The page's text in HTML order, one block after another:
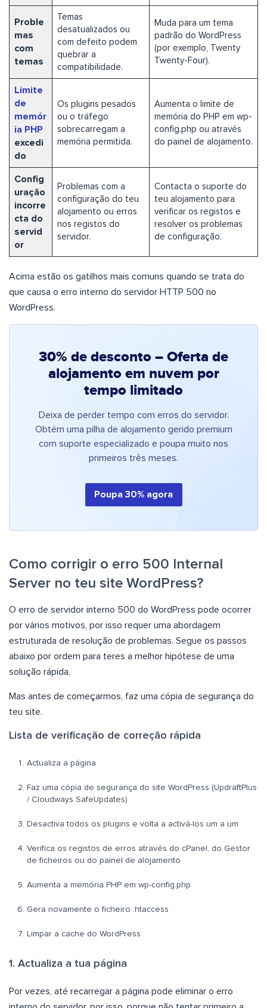
Proble
mas
com
temas
Temas
desatualizados ou
com defeito podem
quebrar a
compatibilidade.
Muda para um tema
padrão do WordPress
(por exemplo, Twenty
Twenty-Four).
Limite
de
memór
ia PHP
excedi
do
Os plugins pesados
ou o tráfego
sobrecarregam a
memória permitida.
Aumenta o limite de
memória do PHP em wp-
config.php ou através
do painel de alojamento.
Config
uração
incorre
cta do
servid
or
Problemas com a
configuração do teu
alojamento ou erros
nos registos do
servidor.
Contacta o suporte do
teu alojamento para
verificar os registos e
resolver os problemas
de configuração.
Acima estão os gatilhos mais comuns quando se trata do
que causa o erro interno do servidor HTTP 500 no
WordPress.
30% de desconto – Oferta de
alojamento em nuvem por
tempo limitado
Deixa de perder tempo com erros do servidor.
Obtém uma pilha de alojamento gerido premium
com suporte especializado e poupa muito nos
primeiros três meses.
Poupa 30% agora
Como corrigir o erro 500 Internal
Server no teu site WordPress?
O erro de servidor interno 500 do WordPress pode ocorrer
por vários motivos, por isso requer uma abordagem
estruturada de resolução de problemas. Segue os passos
abaixo por ordem para teres a melhor hipótese de uma
solução rápida.
Mas antes de começarmos, faz uma cópia de segurança do
teu site.
Lista de verificação de correção rápida
Actualiza a página
Faz uma cópia de segurança do site WordPress (UpdraftPlus
/ Cloudways SafeUpdates)
Desactiva todos os plugins e volta a activá-los um a um
Verifica os registos de erros através do cPanel, do Gestor
de ficheiros ou do painel de alojamento
Aumenta a memória PHP em wp-config.php
Gera novamente o ficheiro .htaccess
Limpar a cache do WordPress
1. Actualiza a tua página
Por vezes, até recarregar a página pode eliminar o erro